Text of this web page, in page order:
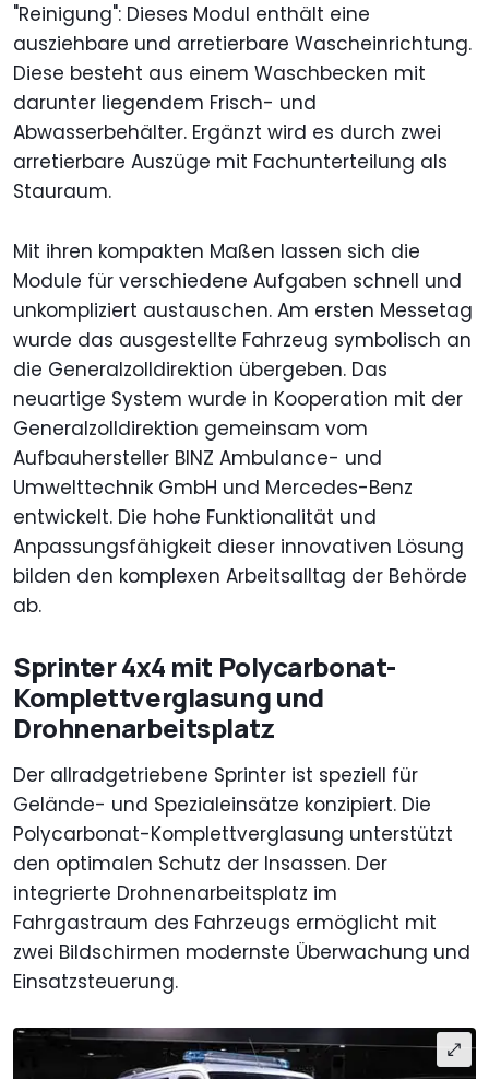
"Reinigung": Dieses Modul enthält eine
ausziehbare und arretierbare Wascheinrichtung.
Diese besteht aus einem Waschbecken mit
darunter liegendem Frisch- und
Abwasserbehälter. Ergänzt wird es durch zwei
arretierbare Auszüge mit Fachunterteilung als
Stauraum.
Mit ihren kompakten Maßen lassen sich die
Module für verschiedene Aufgaben schnell und
unkompliziert austauschen. Am ersten Messetag
wurde das ausgestellte Fahrzeug symbolisch an
die Generalzolldirektion übergeben. Das
neuartige System wurde in Kooperation mit der
Generalzolldirektion gemeinsam vom
Aufbauhersteller BINZ Ambulance- und
Umwelttechnik GmbH und Mercedes-Benz
entwickelt. Die hohe Funktionalität und
Anpassungsfähigkeit dieser innovativen Lösung
bilden den komplexen Arbeitsalltag der Behörde
ab.
Sprinter 4x4 mit Polycarbonat-
Komplettverglasung und
Drohnenarbeitsplatz
Der allradgetriebene Sprinter ist speziell für
Gelände- und Spezialeinsätze konzipiert. Die
Polycarbonat-Komplettverglasung unterstützt
den optimalen Schutz der Insassen. Der
integrierte Drohnenarbeitsplatz im
Fahrgastraum des Fahrzeugs ermöglicht mit
zwei Bildschirmen modernste Überwachung und
Einsatzsteuerung.